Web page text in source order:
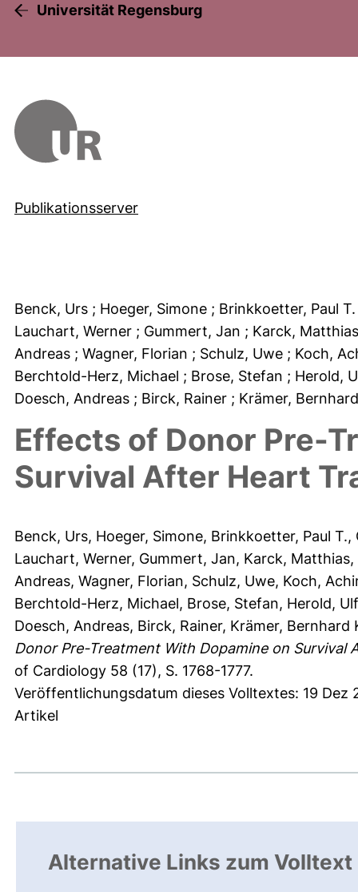
Universität Regensburg
Publikationsserver
Benck, Urs ; Hoeger, Simone ; Brinkkoetter, Paul
Lauchart, Werner ; Gummert, Jan ; Karck,
Andreas ; Wagner, Florian ; Schulz, Uwe ; Koch,
Berchtold-Herz, Michael ; Brose, Stefan ; Herold,
Doesch, Andreas ; Birck, Rainer ; Krämer,
Effects of Donor Pre-
Survival After Heart
Benck, Urs, Hoeger, Simone, Brinkkoetter, Paul T.,
Lauchart, Werner, Gummert, Jan, Karck, Matthias,
Andreas, Wagner, Florian, Schulz, Uwe, Koch,
Berchtold-Herz, Michael, Brose, Stefan, Herold, Ulf
Doesch, Andreas, Birck, Rainer, Krämer, Bernhard
Donor Pre-Treatment With Dopamine on Survival
of Cardiology 58 (17), S. 1768-1777.
Veröffentlichungsdatum dieses Volltextes: 19 Dez
Artikel
Alternative Links zum Volltext